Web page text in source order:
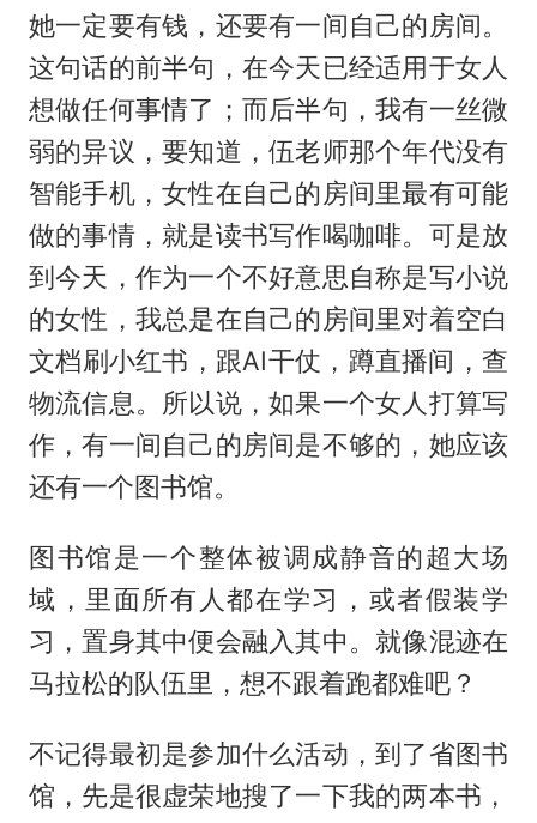
她一定要有钱，还要有一间自己的房间。
这句话的前半句，在今天已经适用于女人
想做任何事情了；而后半句，我有一丝微
弱的异议，要知道，伍老师那个年代没有
智能手机，女性在自己的房间里最有可能
做的事情，就是读书写作喝咖啡。可是放
到今天，作为一个不好意思自称是写小说
的女性，我总是在自己的房间里对着空白
文档刷小红书，跟AI干仗，蹲直播间，查
物流信息。所以说，如果一个女人打算写
作，有一间自己的房间是不够的，她应该
还有一个图书馆。
图书馆是一个整体被调成静音的超大场
域，里面所有人都在学习，或者假装学
习，置身其中便会融入其中。就像混迹在
马拉松的队伍里，想不跟着跑都难吧？
不记得最初是参加什么活动，到了省图书
馆，先是很虚荣地搜了一下我的两本书，